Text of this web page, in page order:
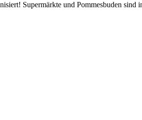
Supermärkte und Pommesbuden sind